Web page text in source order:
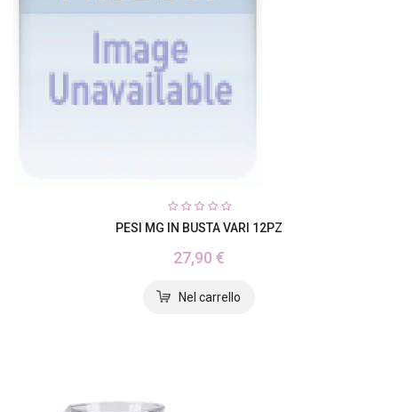
PESI MG IN BUSTA VARI 12PZ
27,90 €